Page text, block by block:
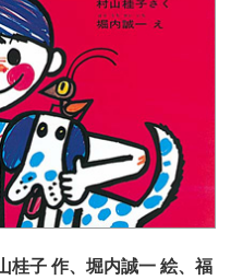
桂子 作、堀内誠一 絵、福